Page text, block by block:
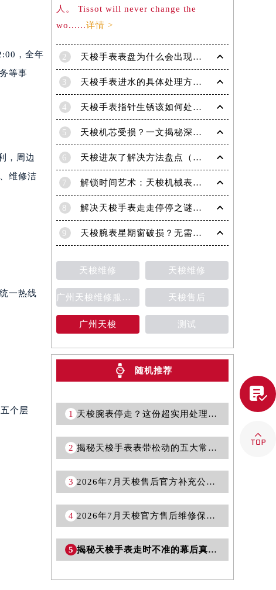
，全年
等事
，周边
维修洁
一热线
个层
人。 Tissot will never change the
wo......详情 >
2 天梭手表表盘为什么会出现生锈现象呢？
3 天梭手表进水的具体处理方法有哪些！
4 天梭手表指针生锈该如何处理？
5 天梭机芯受损？一文揭秘深度处理技巧！
6 天梭进灰了解决方法盘点（日常保养与清洁技巧）
7 解锁时间艺术：天梭机械表机芯生锈修复秘籍
8 解决天梭手表走走停停之谜：专业处理方法全面解析
9 天梭腕表星期窗破损？无需担心，这里有解决方案
天梭维修 天梭维修
广州天梭维修服务中心 天梭售后
广州天梭 测试
随机推荐
1 天梭腕表停走？这份超实用处理秘籍不容错过！
2 揭秘天梭手表表带松动的五大常见原因
3 2026年7月天梭售后官方补充公告：网点搬迁与新增详情
4 2026年7月天梭官方售后维修保养业务网点调整补充方案（迁址新开）
5 揭秘天梭手表走时不准的幕后真相：简单步骤，自我诊断与修复指南

